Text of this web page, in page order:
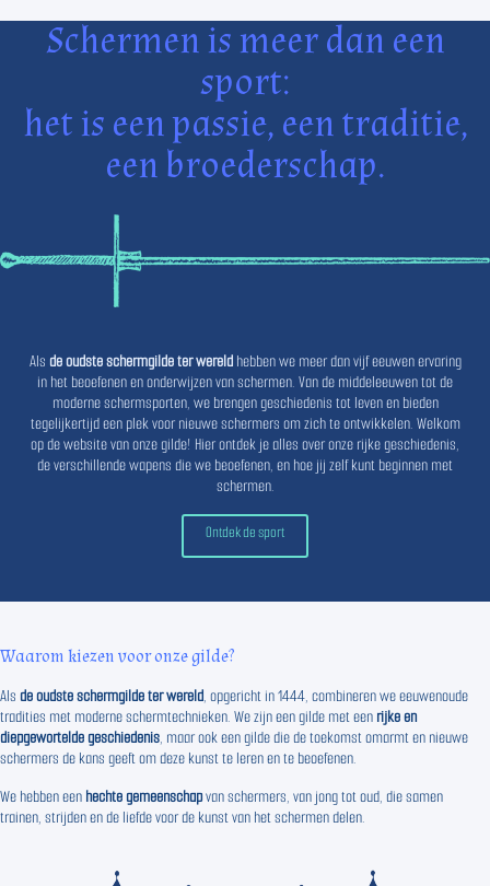
Schermen is meer dan een
sport:
het is een passie, een traditie,
een broederschap.
Als de oudste schermgilde ter wereldhebben we meer dan vijf eeuwen ervaring
in het beoefenen en onderwijzen van schermen. Van de middeleeuwen tot de
moderne schermsporten, we brengen geschiedenis tot leven en bieden
tegelijkertijd een plek voor nieuwe schermers om zich te ontwikkelen. Welkom
op de website van onze gilde! Hier ontdek je alles over onze rijke geschiedenis,
de verschillende wapens die we beoefenen, en hoe jij zelf kunt beginnen met
schermen.
Ontdek de sport
Waarom kiezen voor onze gilde?
Als de oudste schermgilde ter wereld, opgericht in 1444, combineren we eeuwenoude
tradities met moderne schermtechnieken. We zijn een gilde met een rijke en
diepgewortelde geschiedenis, maar ook een gilde die de toekomst omarmt en nieuwe
schermers de kans geeft om deze kunst te leren en te beoefenen.
We hebben een hechte gemeenschapvan schermers, van jong tot oud, die samen
trainen, strijden en de liefde voor de kunst van het schermen delen.